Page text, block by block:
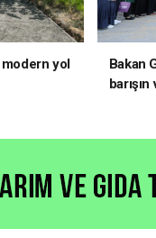
modern yol
Bakan